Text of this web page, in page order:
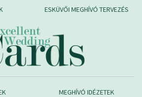
ESKÜVŐI MEGHÍVÓ TERVEZÉS
MEGHÍVÓ IDÉZETEK